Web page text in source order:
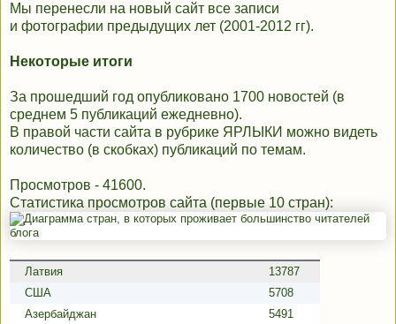
Мы перенесли на новый сайт все записи
и фотографии предыдущих лет (2001-2012 гг).
Некоторые итоги
За прошедший год опубликовано 1700 новостей (в
среднем 5 публикаций ежедневно).
В правой части сайта в рубрике ЯРЛЫКИ можно видеть
количество (в скобках) публикаций по темам.
Просмотров - 41600.
Статистика просмотров сайта (первые 10 стран):
Латвия
13787
США
5708
Азербайджан
5491